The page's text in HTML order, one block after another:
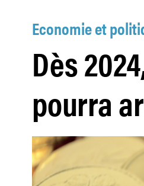
Economie et
Dès
pourra